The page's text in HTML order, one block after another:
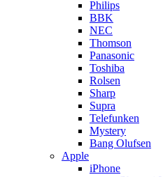
Philips
BBK
NEC
Thomson
Panasonic
Toshiba
Rolsen
Sharp
Supra
Telefunken
Mystery
Bang Olufsen
Apple
iPhone